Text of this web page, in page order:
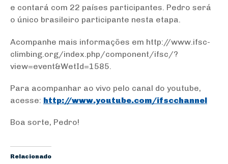
e contará com 22 países participantes. Pedro será
o único brasileiro participante nesta etapa.
Acompanhe mais informações em http://www.ifsc-
climbing.org/index.php/component/ifsc/?
view=event&WetId=1585.
Para acompanhar ao vivo pelo canal do youtube,
acesse: http://www.youtube.com/ifscchannel
Boa sorte, Pedro!
Relacionado